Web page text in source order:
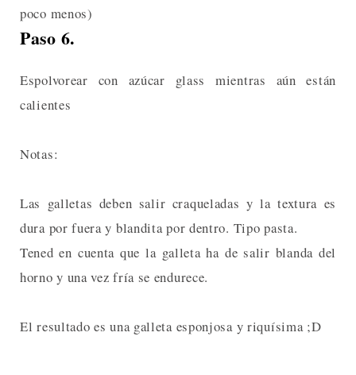
poco menos)
Paso 6.
Espolvorear con azúcar glass mientras aún están
calientes
Notas:
Las galletas deben salir craqueladas y la textura es
dura por fuera y blandita por dentro. Tipo pasta.
Tened en cuenta que la galleta ha de salir blanda del
horno y una vez fría se endurece.
El resultado es una galleta esponjosa y riquísima ;D